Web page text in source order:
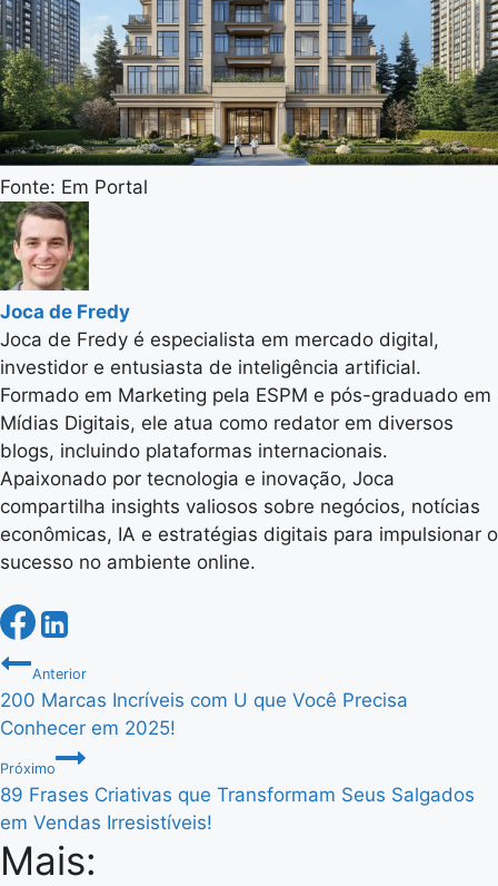
Fonte: Em Portal
Joca de Fredy
Joca de Fredy é especialista em mercado digital,
investidor e entusiasta de inteligência artificial.
Formado em Marketing pela ESPM e pós-graduado em
Mídias Digitais, ele atua como redator em diversos
blogs, incluindo plataformas internacionais.
Apaixonado por tecnologia e inovação, Joca
compartilha insights valiosos sobre negócios, notícias
econômicas, IA e estratégias digitais para impulsionar o
sucesso no ambiente online.
Navegação
de
Post
Anterior
200 Marcas Incríveis com U que Você Precisa
Conhecer em 2025!
Próximo
89 Frases Criativas que Transformam Seus Salgados
em Vendas Irresistíveis!
Mais: